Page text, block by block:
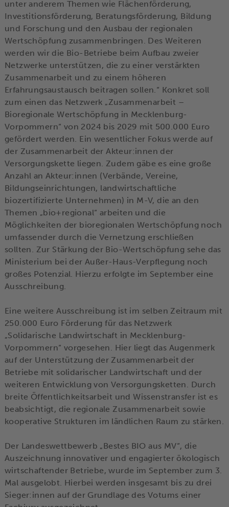
unter anderem Themen wie Flächenförderung,
Investitionsförderung, Beratungsförderung, Bildung
und Forschung und den Ausbau der regionalen
Wertschöpfung zusammenbringen. Des Weiteren
werden wir die Bio-Betriebe beim Aufbau zweier
Netzwerke unterstützen, die zu einer verstärkten
Zusammenarbeit und zu einem höheren
Erfahrungsaustausch beitragen sollen.“ Konkret soll
zum einen das Netzwerk „Zusammenarbeit –
Bioregionale Wertschöpfung in Mecklenburg-
Vorpommern“ von 2024 bis 2029 mit 500.000 Euro
gefördert werden. Ein wesentlicher Fokus werde auf
der Zusammenarbeit der Akteur:innen der
Versorgungskette liegen. Zudem gäbe es eine große
Anzahl an Akteur:innen (Verbände, Vereine,
Bildungseinrichtungen, landwirtschaftliche
biozertifizierte Unternehmen) in M-V, die an den
Themen „bio+regional“ arbeiten und die
Möglichkeiten der bioregionalen Wertschöpfung noch
umfassender durch die Vernetzung erschließen
sollten. Zur Stärkung der Bio-Wertschöpfung sehe das
Ministerium bei der Außer-Haus-Verpflegung noch
großes Potenzial. Hierzu erfolgte im September eine
Ausschreibung.
Eine weitere Ausschreibung ist im selben Zeitraum mit
250.000 Euro Förderung für das Netzwerk
„Solidarische Landwirtschaft in Mecklenburg-
Vorpommern“ vorgesehen. Hier liegt das Augenmerk
auf der Unterstützung der Zusammenarbeit der
Betriebe mit solidarischer Landwirtschaft und der
weiteren Entwicklung von Versorgungsketten. Durch
breite Öffentlichkeitsarbeit und Wissenstransfer ist es
beabsichtigt, die regionale Zusammenarbeit sowie
kooperative Strukturen im ländlichen Raum zu stärken.
Der Landeswettbewerb „Bestes BIO aus MV“, die
Auszeichnung innovativer und engagierter ökologisch
wirtschaftender Betriebe, wurde im September zum 3.
Mal ausgelobt. Hierbei werden insgesamt bis zu drei
Sieger:innen auf der Grundlage des Votums einer